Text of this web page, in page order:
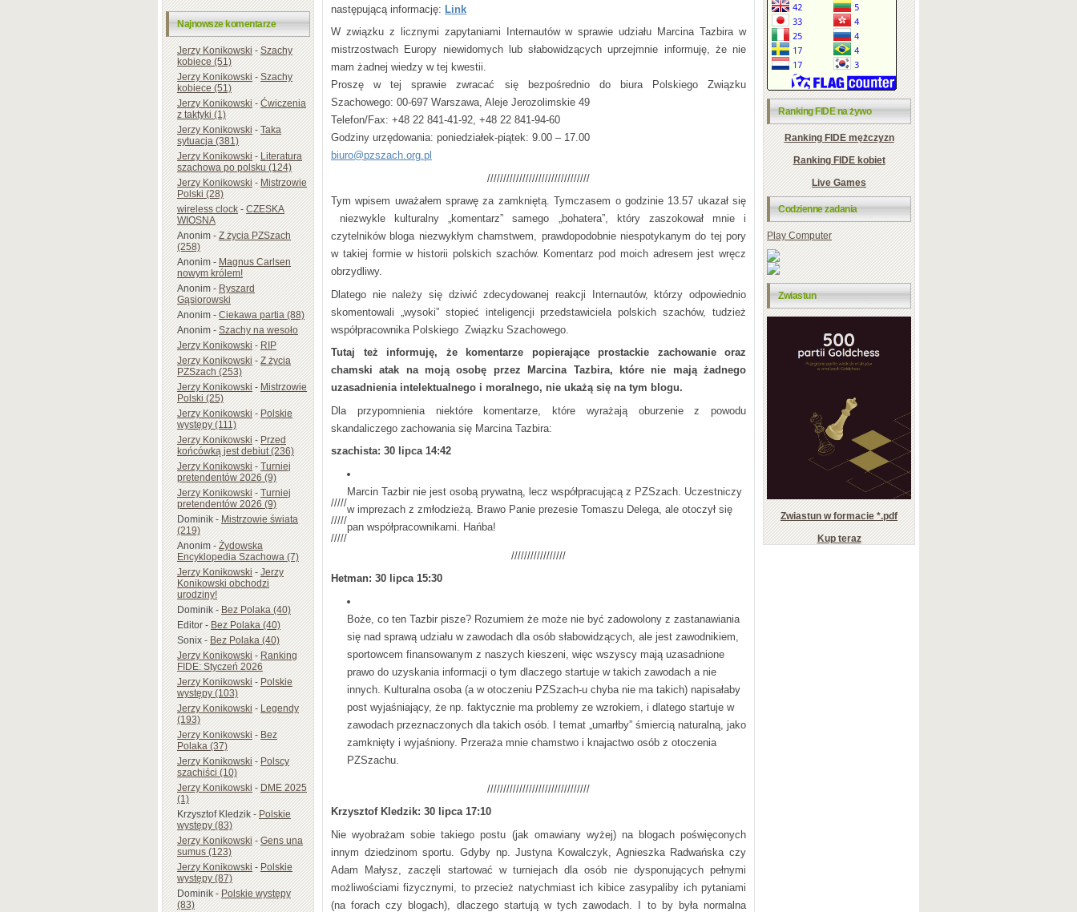
Najnowsze komentarze
Jerzy Konikowski-Szachy
kobiece (51)
Jerzy Konikowski-Szachy
kobiece (51)
Jerzy Konikowski-Ćwiczenia
z taktyki (1)
Jerzy Konikowski-Taka
sytuacja (381)
Jerzy Konikowski-Literatura
szachowa po polsku (124)
Jerzy Konikowski-Mistrzowie
Polski (28)
wireless clock-CZESKA
WIOSNA
Anonim-Z życia PZSzach
(258)
Anonim-Magnus Carlsen
nowym królem!
Anonim-Ryszard
Gąsiorowski
Anonim-Ciekawa partia (88)
Anonim-Szachy na wesoło
Jerzy Konikowski-RIP
Jerzy Konikowski-Z życia
PZSzach (253)
Jerzy Konikowski-Mistrzowie
Polski (25)
Jerzy Konikowski-Polskie
występy (111)
Jerzy Konikowski-Przed
końcówką jest debiut (236)
Jerzy Konikowski-Turniej
pretendentów 2026 (9)
Jerzy Konikowski-Turniej
pretendentów 2026 (9)
Dominik-Mistrzowie świata
(219)
Anonim-Żydowska
Encyklopedia Szachowa (7)
Jerzy Konikowski-Jerzy
Konikowski obchodzi
urodziny!
Dominik-Bez Polaka (40)
Editor-Bez Polaka (40)
Sonix-Bez Polaka (40)
Jerzy Konikowski-Ranking
FIDE: Styczeń 2026
Jerzy Konikowski-Polskie
występy (103)
Jerzy Konikowski-Legendy
(193)
Jerzy Konikowski-Bez
Polaka (37)
Jerzy Konikowski-Polscy
szachiści (10)
Jerzy Konikowski-DME 2025
(1)
Krzysztof Kledzik-Polskie
występy (83)
Jerzy Konikowski-Gens una
sumus (123)
Jerzy Konikowski-Polskie
występy (87)
Dominik-Polskie występy
(83)
następującą informację: Link
W związku z licznymi zapytaniami Internautów w sprawie udziału Marcina Tazbira w
mistrzostwach Europy niewidomych lub słabowidzących uprzejmnie informuję, że nie
mam żadnej wiedzy w tej kwestii.
Proszę w tej sprawie zwracać się bezpośrednio do biura Polskiego Związku
Szachowego: 00-697 Warszawa, Aleje Jerozolimskie 49
Telefon/Fax: +48 22 841-41-92, +48 22 841-94-60
Godziny urzędowania: poniedziałek-piątek: 9.00 – 17.00
biuro@pzszach.org.pl
////////////////////////////////
Tym wpisem uważałem sprawę za zamkniętą. Tymczasem o godzinie 13.57 ukazał się
niezwykle kulturalny „komentarz” samego „bohatera”, który zaszokował mnie i
czytelników bloga niezwykłym chamstwem, prawdopodobnie niespotykanym do tej pory
w takiej formie w historii polskich szachów. Komentarz pod moich adresem jest wręcz
obrzydliwy.
Dlatego nie należy się dziwić zdecydowanej reakcji Internautów, którzy odpowiednio
skomentowali „wysoki” stopieć inteligencji przedstawiciela polskich szachów, tudzież
współpracownika Polskiego Związku Szachowego.
Tutaj też informuję, że komentarze popierające prostackie zachowanie oraz
chamski atak na moją osobę przez Marcina Tazbira, które nie mają żadnego
uzasadnienia intelektualnego i moralnego, nie ukażą się na tym blogu.
Dla przypomnienia niektóre komentarze, które wyrażają oburzenie z powodu
skandaliczego zachowania się Marcina Tazbira:
szachista: 30 lipca 14:42
Marcin Tazbir nie jest osobą prywatną, lecz współpracującą z PZSzach. Uczestniczy
w imprezach z zmłodzieżą. Brawo Panie prezesie Tomaszu Delega, ale otoczył się
pan współpracownikami. Hańba!
/////
/////
/////
/////////////////
Hetman: 30 lipca 15:30
Boże, co ten Tazbir pisze? Rozumiem że może nie być zadowolony z zastanawiania
się nad sprawą udziału w zawodach dla osób słabowidzących, ale jest zawodnikiem,
sportowcem finansowanym z naszych kieszeni, więc wszyscy mają uzasadnione
prawo do uzyskania informacji o tym dlaczego startuje w takich zawodach a nie
innych. Kulturalna osoba (a w otoczeniu PZSzach-u chyba nie ma takich) napisałaby
post wyjaśniający, że np. faktycznie ma problemy ze wzrokiem, i dlatego startuje w
zawodach przeznaczonych dla takich osób. I temat „umarłby” śmiercią naturalną, jako
zamknięty i wyjaśniony. Przeraża mnie chamstwo i knajactwo osób z otoczenia
PZSzachu.
////////////////////////////////
Krzysztof Kledzik: 30 lipca 17:10
Nie wyobrażam sobie takiego postu (jak omawiany wyżej) na blogach poświęconych
innym dziedzinom sportu. Gdyby np. Justyna Kowalczyk, Agnieszka Radwańska czy
Adam Małysz, zaczęli startować w turniejach dla osób nie dysponujących pełnymi
możliwościami fizycznymi, to przecież natychmiast ich kibice zasypaliby ich pytaniami
(na forach czy blogach), dlaczego startują w tych zawodach. I to by była normalna
Ranking FIDE na żywo
Ranking FIDE mężczyzn
Ranking FIDE kobiet
Live Games
Codzienne zadania
Play Computer
Zwiastun
Zwiastun w formacie *.pdf
Kup teraz